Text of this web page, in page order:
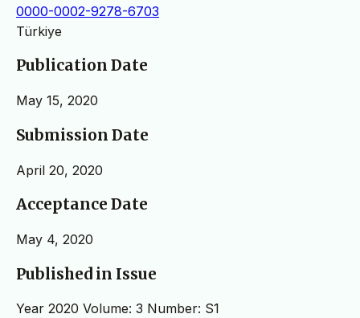
0000-0002-9278-6703
Türkiye
Publication Date
May 15, 2020
Submission Date
April 20, 2020
Acceptance Date
May 4, 2020
Published in Issue
Year 2020 Volume: 3 Number: S1